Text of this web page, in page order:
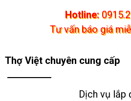
Hotline:
Tư vấn báo giá
Thợ Việt chuyên cung cấp
Dịch vụ lắp